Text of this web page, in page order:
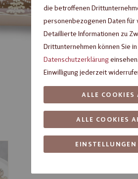
die betroffenen
personenbezogenen Daten für
Detaillierte Informationen zu
Drittunternehmen können Sie
Datenschutzerklärung
Einwilligung jederzeit
EINSTELLUNGEN
ALLE COOKIES
ALLE COOKIES